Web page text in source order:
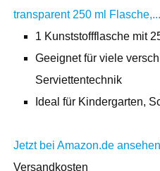
transparent 250 ml Flasche,...
1 Kunststoffflasche mit
Geeignet für viele
Serviettentechnik
Ideal für Kindergarten,
Jetzt bei Amazon.de
Versandkosten